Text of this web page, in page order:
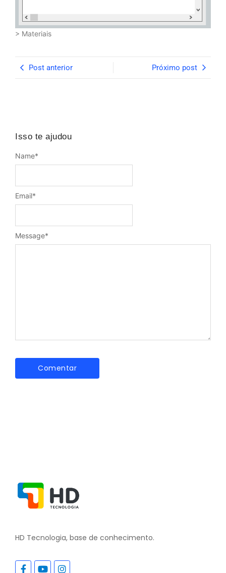
> Materiais
Post anterior Próximo post
Isso te ajudou
Message*
Name*
Email*
HD Tecnologia, base de conhecimento.